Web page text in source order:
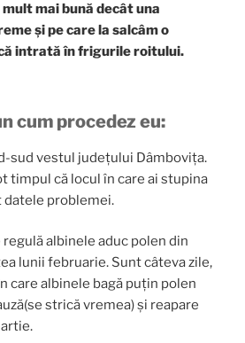
mai bună decât una
și pe care la salcâm o
intrată în frigurile roitului.
cum procedez eu:
sud vestul județului Dâmbovița.
timpul că locul în care ai stupina
problemei.
regulă albinele aduc polen din
lunii februarie. Sunt câteva zile,
care albinele bagă puțin polen
strică vremea) și reapare